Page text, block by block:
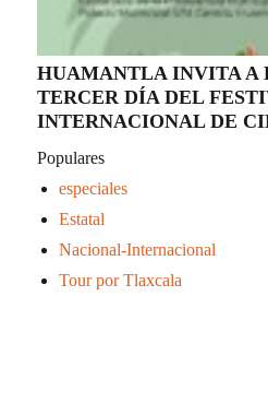
HUAMANTLA INVITA A
TERCER DÍA DEL
INTERNACIONAL DE
Populares
especiales
Estatal
Nacional-Internacional
Tour por Tlaxcala